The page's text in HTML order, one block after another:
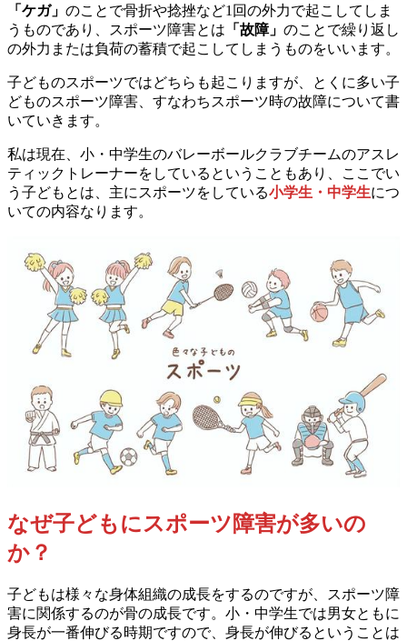
「ケガ」 のことで骨折や捻挫など1回の外力で起こしてしま
うものであり、スポーツ障害とは 「故障」 のことで繰り返し
の外力または負荷の蓄積で起こしてしまうものをいいます。
子どものスポーツではどちらも起こりますが、とくに多い子
どものスポーツ障害、すなわちスポーツ時の故障について書
いていきます。
私は現在、小・中学生のバレーボールクラブチームのアスレ
ティックトレーナーをしているということもあり、ここでい
う子どもとは、主にスポーツをしている小学生・中学生につ
いての内容なります。
なぜ子どもにスポーツ障害が多いの
か？
子どもは様々な身体組織の成長をするのですが、スポーツ障
害に関係するのが骨の成長です。小・中学生では男女ともに
身長が一番伸びる時期ですので、身長が伸びるということは